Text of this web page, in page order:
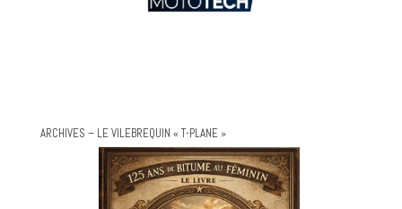
ARCHIVES – LE VILEBREQUIN « T-PLANE »